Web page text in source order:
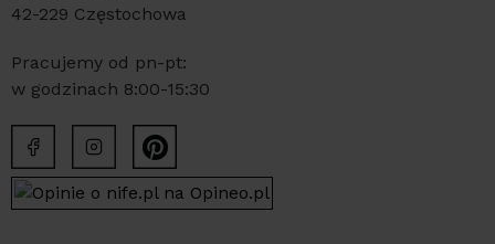
42-229 Częstochowa
Pracujemy od pn-pt:
w godzinach 8:00-15:30